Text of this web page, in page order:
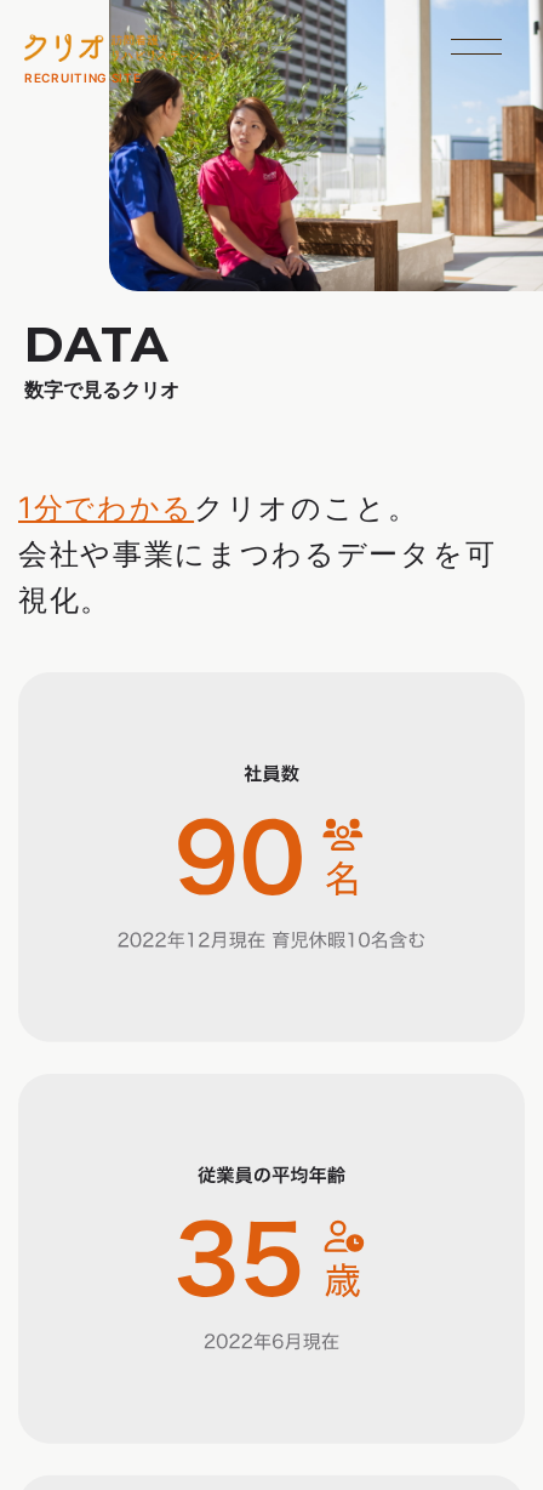
メニュ
本文までスキップする
RECRUITING SITE
DATA
数字で見るクリオ
1分でわかる クリオのこと。
会社や事業にまつわるデータを可
視化。